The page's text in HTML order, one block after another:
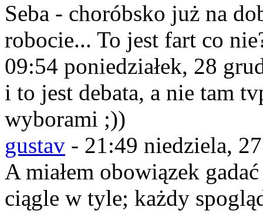
Seba - choróbsko już na
robocie... To jest fart co
09:54 poniedziałek, 28
i to jest debata, a nie tam
wyborami ;))
gustav - 21:49 niedziela,
A miałem obowiązek
ciągle w tyle; każdy